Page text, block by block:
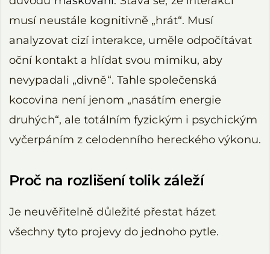
musí neustále kognitivně „hrát“. Musí
analyzovat cizí interakce, uměle odpočítávat
oční kontakt a hlídat svou mimiku, aby
nevypadali „divně“. Tahle společenská
kocovina není jenom „nasátím energie
druhých“, ale totálním fyzickým i psychickým
vyčerpáním z celodenního hereckého výkonu.
Proč na rozlišení tolik záleží
Je neuvěřitelně důležité přestat házet
všechny tyto projevy do jednoho pytle.